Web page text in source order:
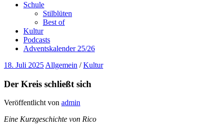
Schule
Stilblüten
Best of
Kultur
Podcasts
Adventskalender 25/26
18. Juli 2025 Allgemein /Kultur
Der Kreis schließt sich
Veröffentlicht von admin
Eine Kurzgeschichte von Rico